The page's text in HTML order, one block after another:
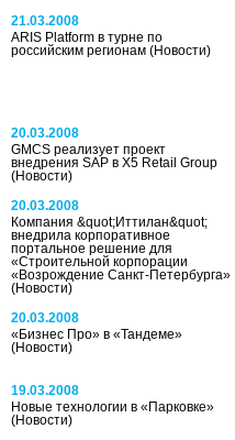
21.03.2008
ARIS Platform в турне по
российским регионам (Новости)
20.03.2008
GMCS реализует проект
внедрения SAP в X5 Retail Group
(Новости)
20.03.2008
Компания &quot;Иттилан&quot;
внедрила корпоративное
портальное решение для
«Строительной корпорации
«Возрождение Санкт-Петербурга»
(Новости)
20.03.2008
«Бизнес Про» в «Тандеме»
(Новости)
19.03.2008
Новые технологии в «Парковке»
(Новости)